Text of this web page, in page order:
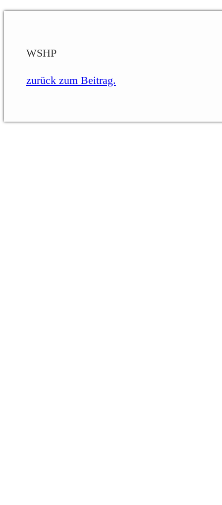
WSHP
zurück zum Beitrag.